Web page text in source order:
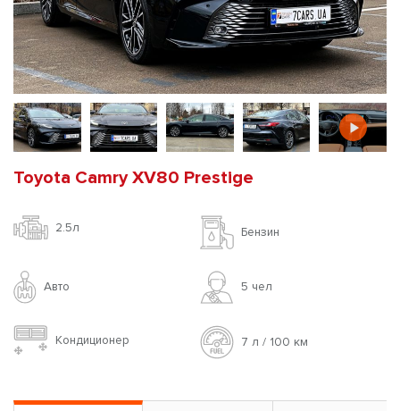
Toyota Camry XV80 Prestige
2.5л Бензин
Авто 5 чел
Кондиционер 7 л / 100 км